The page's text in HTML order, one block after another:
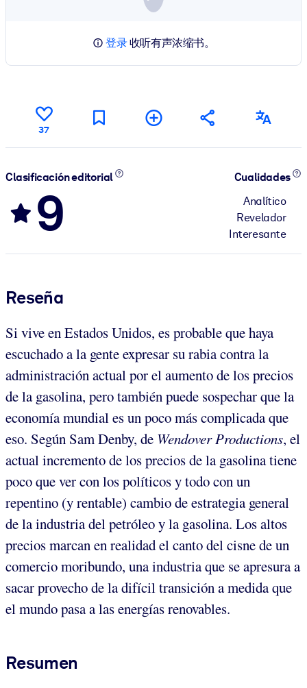
登录收听有声浓缩书。
37
Clasificación editorial
9
Cualidades
Analítico
Revelador
Interesante
Reseña
Si vive en Estados Unidos, es probable que haya
escuchado a la gente expresar su rabia contra la
administración actual por el aumento de los precios
de la gasolina, pero también puede sospechar que la
economía mundial es un poco más complicada que
eso. Según Sam Denby, de Wendover Productions, el
actual incremento de los precios de la gasolina tiene
poco que ver con los políticos y todo con un
repentino (y rentable) cambio de estrategia general
de la industria del petróleo y la gasolina. Los altos
precios marcan en realidad el canto del cisne de un
comercio moribundo, una industria que se apresura a
sacar provecho de la difícil transición a medida que
el mundo pasa a las energías renovables.
Resumen